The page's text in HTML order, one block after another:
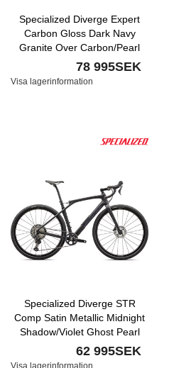
Specialized Diverge Expert
Carbon Gloss Dark Navy
Granite Over Carbon/Pearl
Nyhet
78 995SEK
Visa lagerinformation
Specialized Diverge STR
Comp Satin Metallic Midnight
Shadow/Violet Ghost Pearl
Nyhet
62 995SEK
Visa lagerinformation